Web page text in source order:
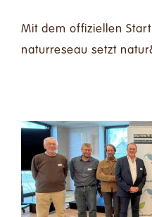
Mit dem offiziellen
naturreseau setzt